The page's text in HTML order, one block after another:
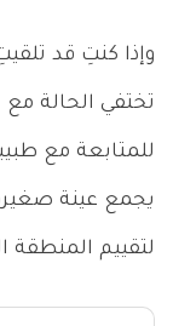
وإذا كنتِ قد
تختفي الحالة
للمتابعة مع
يجمع عينة
لتقييم المنطقة